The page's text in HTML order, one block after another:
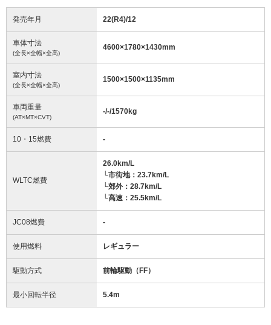
発売年月 22(R4)/12
車体寸法
(全長×全幅×全高)
4600×1780×1430mm
室内寸法
(全長×全幅×全高)
1500×1500×1135mm
車両重量
(AT×MT×CVT)
-/-/1570kg
10・15燃費 -
WLTC燃費
26.0km/L
└市街地：23.7km/L
└郊外：28.7km/L
└高速：25.5km/L
JC08燃費 -
使用燃料 レギュラー
駆動方式 前輪駆動（FF）
最小回転半径 5.4m